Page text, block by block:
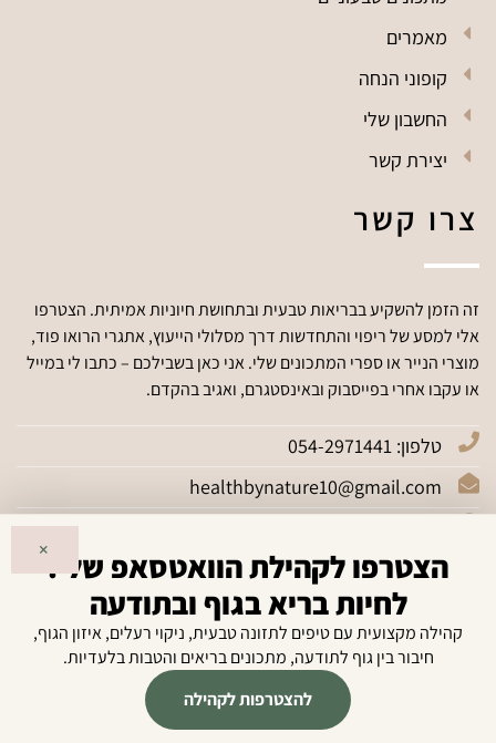
×הצטרפו לקהילת הוואטסאפ שלי:
לחיות בריא בגוף ובתודעה
קהילה מקצועית עם טיפים לתזונה טבעית, ניקוי רעלים, איזון הגוף,
חיבור בין גוף לתודעה, מתכונים בריאים והטבות בלעדיות.
להצטרפות לקהילה
צרו קשר
זה הזמן להשקיע בבריאות טבעית ובתחושת חיוניות אמיתית. הצטרפו
אלי למסע של ריפוי והתחדשות דרך מסלולי הייעוץ, אתגרי הרואו פוד,
מוצרי הנייר או ספרי המתכונים שלי. אני כאן בשבילכם – כתבו לי במייל
או עקבו אחרי בפייסבוק ובאינסטגרם, ואגיב בהקדם.
טלפון: 054-2971441
healthbynature10@gmail.com
meitaldadush
054-2971441
מאמרים
קופוני הנחה
החשבון שלי
יצירת קשר
תקנון אתר ומדיניות פרטיותהצהרת נגישות